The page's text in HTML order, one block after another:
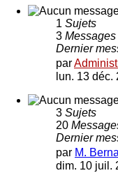
1 Sujets
3 Messages
Dernier
par
lun. 13 déc.
3 Sujets
20
Dernier
par M.
dim. 10 juil.